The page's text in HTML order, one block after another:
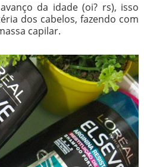
da idade (oi? rs), isso
dos cabelos, fazendo com
capilar.